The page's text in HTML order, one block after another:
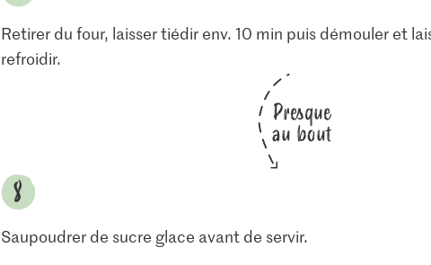
Retirer du four, laisser tiédir env. 10 min puis démouler et
refroidir.
Presque
au bout
Saupoudrer de sucre glace avant de servir.